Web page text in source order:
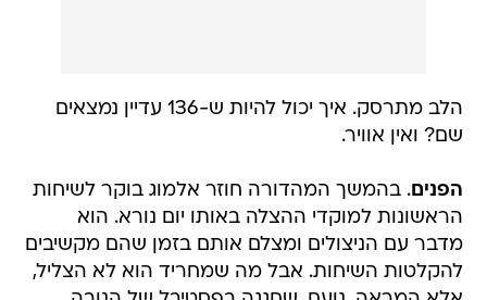
הלב מתרסק. איך יכול להיות ש-136 עדיין נמצאים
שם? ואין אוויר.
הפנים. בהמשך המהדורה חוזר אלמוג בוקר לשיחות
הראשונות למוקדי ההצלה באותו יום נורא. הוא
מדבר עם הניצולים ומצלם אותם בזמן שהם מקשיבים
להקלטות השיחות. אבל מה שמחריד הוא לא הצליל,